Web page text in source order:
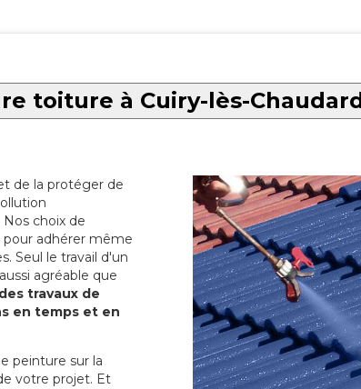
toiture à Cuiry-lès-
de la protéger de
choix de
adhérer même
Seul le travail d'un
agréable que
travaux de
en temps et en
peinture sur la
votre projet. Et